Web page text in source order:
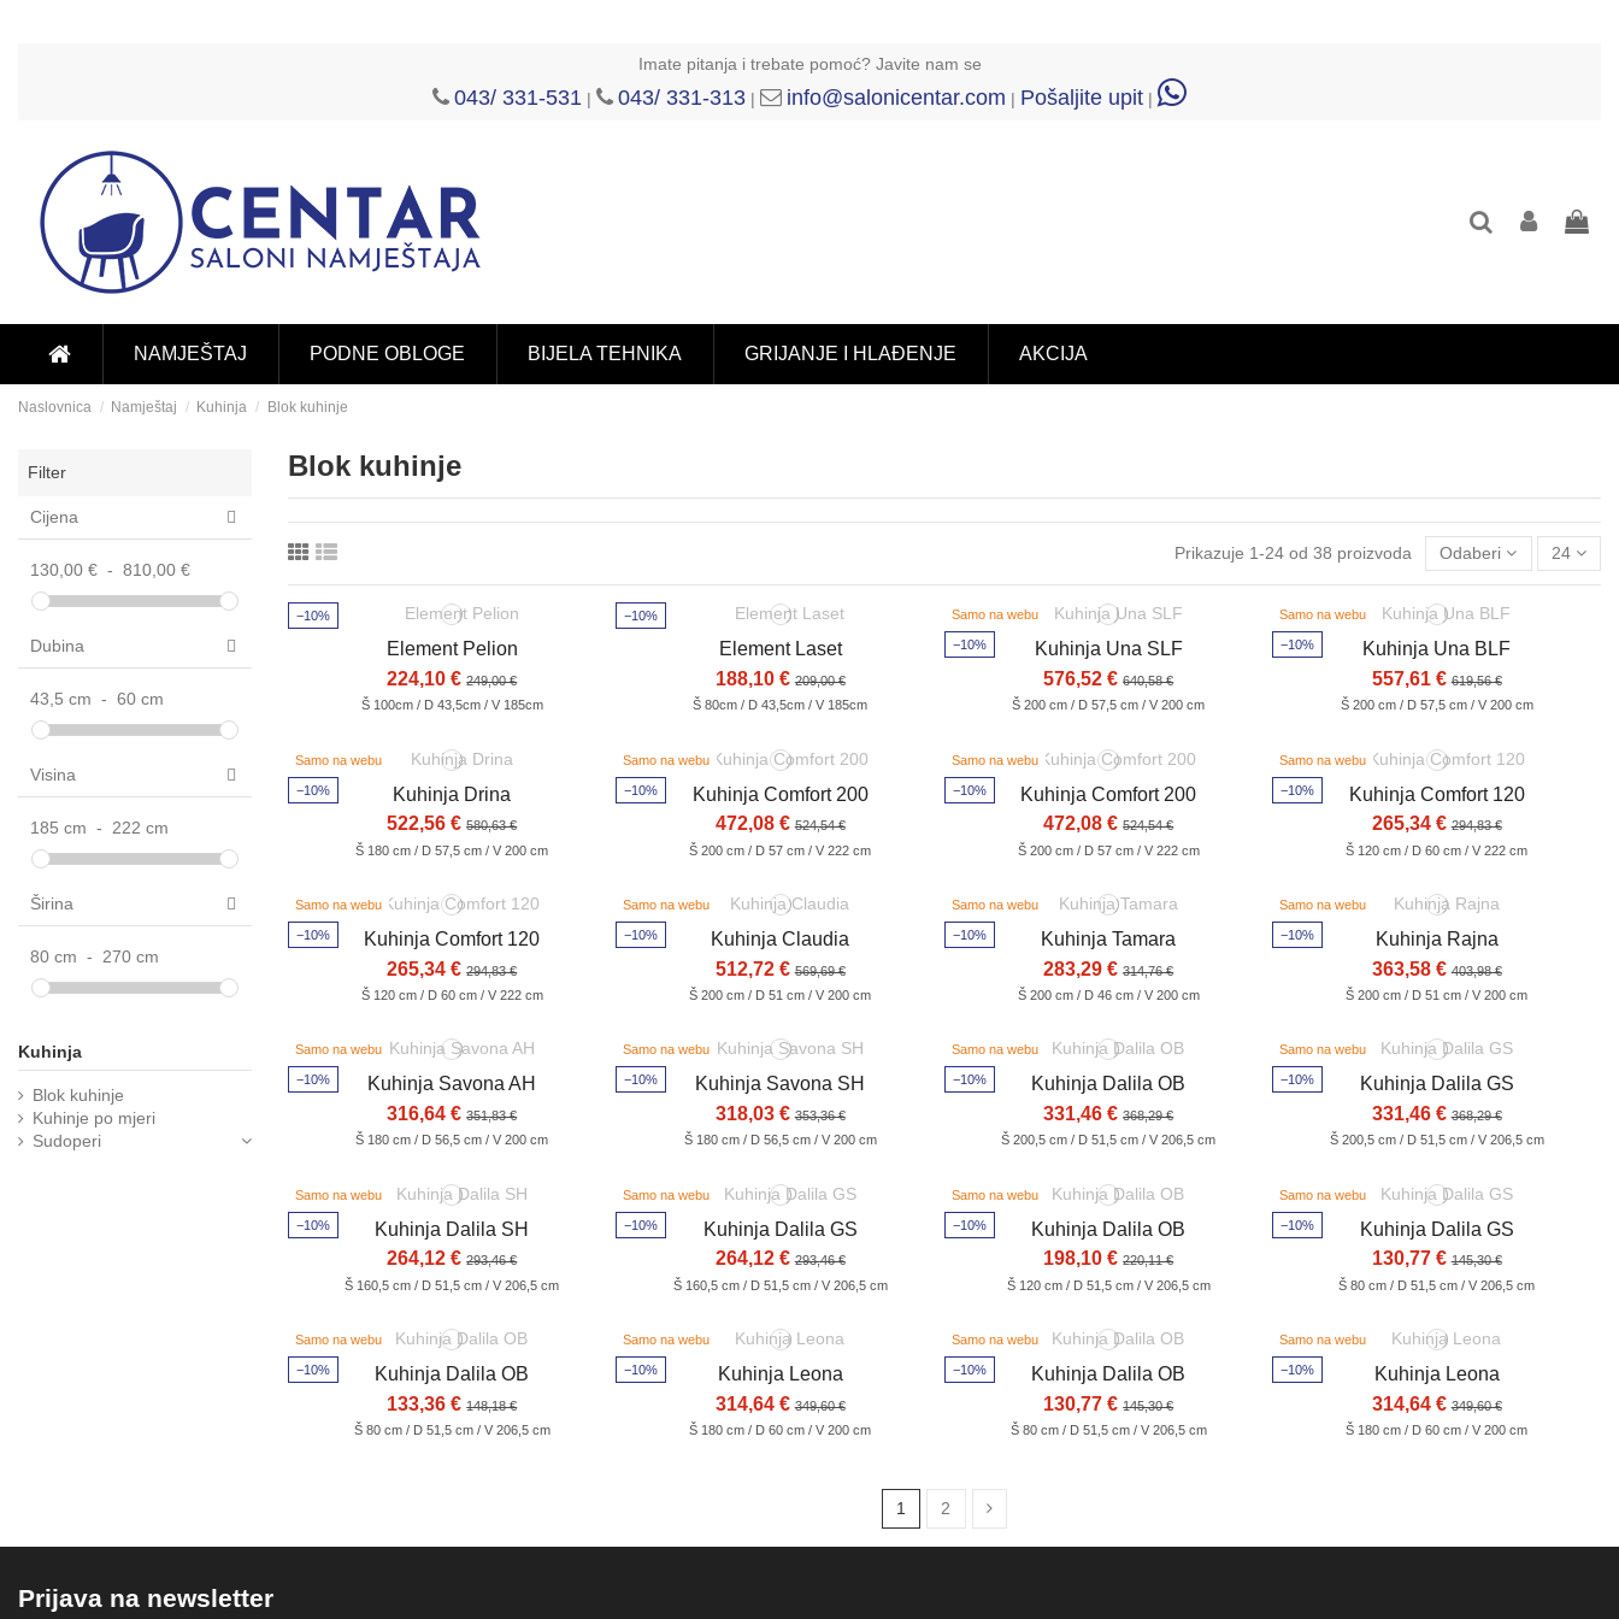
Imate pitanja i trebate pomoć? Javite nam se
043/ 331-531 | 043/ 331-313 | info@salonicentar.com | Pošaljite upit |
NAMJEŠTAJ PODNE OBLOGE BIJELA TEHNIKA GRIJANJE I HLAĐENJE AKCIJA
Naslovnica Namještaj Kuhinja Blok kuhinje
Blok kuhinje
Prikazuje 1-24 od 38 proizvoda Odaberi 24
−10%
Element Pelion
224,10 €249,00 €
Š 100cm / D 43,5cm / V 185cm
−10%
Element Laset
188,10 €209,00 €
Š 80cm / D 43,5cm / V 185cm
Samo na webu
−10%
Kuhinja Una SLF
576,52 €640,58 €
Š 200 cm / D 57,5 cm / V 200 cm
Samo na webu
−10%
Kuhinja Una BLF
557,61 €619,56 €
Š 200 cm / D 57,5 cm / V 200 cm
Samo na webu
−10%
Kuhinja Drina
522,56 €580,63 €
Š 180 cm / D 57,5 cm / V 200 cm
Samo na webu
−10%
Kuhinja Comfort 200
472,08 €524,54 €
Š 200 cm / D 57 cm / V 222 cm
Samo na webu
−10%
Kuhinja Comfort 200
472,08 €524,54 €
Š 200 cm / D 57 cm / V 222 cm
Samo na webu
−10%
Kuhinja Comfort 120
265,34 €294,83 €
Š 120 cm / D 60 cm / V 222 cm
Samo na webu
−10%
Kuhinja Comfort 120
265,34 €294,83 €
Š 120 cm / D 60 cm / V 222 cm
Samo na webu
−10%
Kuhinja Claudia
512,72 €569,69 €
Š 200 cm / D 51 cm / V 200 cm
Samo na webu
−10%
Kuhinja Tamara
283,29 €314,76 €
Š 200 cm / D 46 cm / V 200 cm
Samo na webu
−10%
Kuhinja Rajna
363,58 €403,98 €
Š 200 cm / D 51 cm / V 200 cm
Samo na webu
−10%
Kuhinja Savona AH
316,64 €351,83 €
Š 180 cm / D 56,5 cm / V 200 cm
Samo na webu
−10%
Kuhinja Savona SH
318,03 €353,36 €
Š 180 cm / D 56,5 cm / V 200 cm
Samo na webu
−10%
Kuhinja Dalila OB
331,46 €368,29 €
Š 200,5 cm / D 51,5 cm / V 206,5 cm
Samo na webu
−10%
Kuhinja Dalila GS
331,46 €368,29 €
Š 200,5 cm / D 51,5 cm / V 206,5 cm
Samo na webu
−10%
Kuhinja Dalila SH
264,12 €293,46 €
Š 160,5 cm / D 51,5 cm / V 206,5 cm
Samo na webu
−10%
Kuhinja Dalila GS
264,12 €293,46 €
Š 160,5 cm / D 51,5 cm / V 206,5 cm
Samo na webu
−10%
Kuhinja Dalila OB
198,10 €220,11 €
Š 120 cm / D 51,5 cm / V 206,5 cm
Samo na webu
−10%
Kuhinja Dalila GS
130,77 €145,30 €
Š 80 cm / D 51,5 cm / V 206,5 cm
Samo na webu
−10%
Kuhinja Dalila OB
133,36 €148,18 €
Š 80 cm / D 51,5 cm / V 206,5 cm
Samo na webu
−10%
Kuhinja Leona
314,64 €349,60 €
Š 180 cm / D 60 cm / V 200 cm
Samo na webu
−10%
Kuhinja Dalila OB
130,77 €145,30 €
Š 80 cm / D 51,5 cm / V 206,5 cm
Samo na webu
−10%
Kuhinja Leona
314,64 €349,60 €
Š 180 cm / D 60 cm / V 200 cm
1 2
Filter
Cijena
130,00 € - 810,00 €
Dubina
43,5 cm - 60 cm
Visina
185 cm - 222 cm
Širina
80 cm - 270 cm
Kuhinja
Blok kuhinje
Kuhinje po mjeri
Sudoperi
Prijava na newsletter